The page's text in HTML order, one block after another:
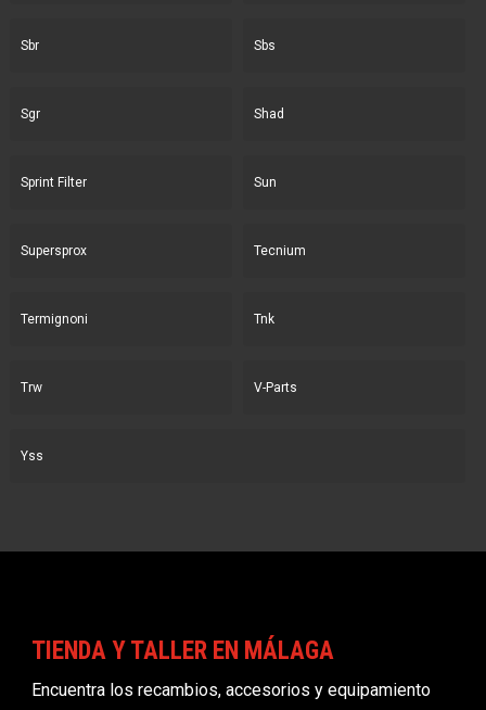
Sbr Sbs
Sgr Shad
Sprint Filter Sun
Supersprox Tecnium
Termignoni Tnk
Trw V-Parts
Yss
TIENDA Y TALLER EN MÁLAGA
Encuentra los recambios, accesorios y equipamiento